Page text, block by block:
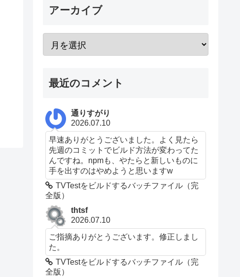
アーカイブ
最近のコメント
通りすがり
2026.07.10
早速ありがとうございました。よく見たら
先週のコミットでビルド方法が変わってた
んですね。npmも、やたらと新しいものに
手を出すのはやめようと思いますw
TVTestをビルドするバッチファイル（完
全版）
thtsf
2026.07.10
ご指摘ありがとうございます。修正しまし
た。
TVTestをビルドするバッチファイル（完
全版）